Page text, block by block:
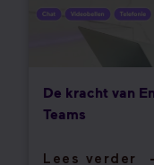
De kracht van
Teams
Lees verder